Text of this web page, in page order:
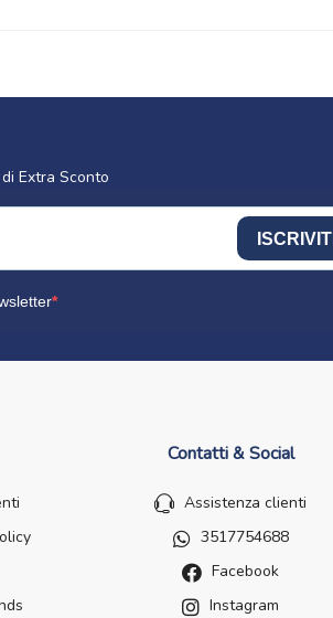
Extra Sconto
ISCRIVITI
Contatti & Social
Assistenza clienti
3517754688
Facebook
Instagram